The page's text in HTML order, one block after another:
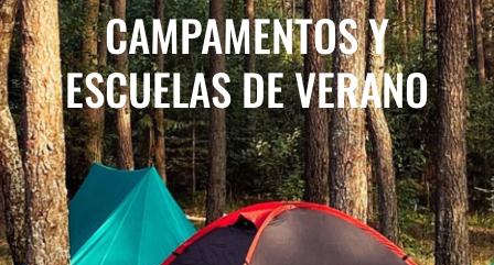
CAMPAMENTOS Y
ESCUELAS DE VERANO